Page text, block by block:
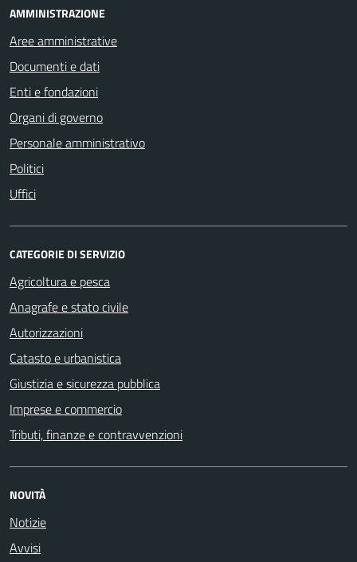
AMMINISTRAZIONE
Aree amministrative
Documenti e dati
Enti e fondazioni
Organi di governo
Personale amministrativo
Politici
Uffici
CATEGORIE DI SERVIZIO
Agricoltura e pesca
Anagrafe e stato civile
Autorizzazioni
Catasto e urbanistica
Giustizia e sicurezza pubblica
Imprese e commercio
Tributi, finanze e contravvenzioni
NOVITÀ
Notizie
Avvisi